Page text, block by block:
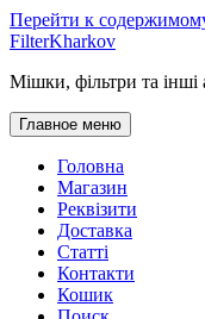
Перейти к
FilterKharkov
Мішки, фільтри та інші
Главное меню
Головна
Магазин
Реквізити
Доставка
Статті
Контакти
Кошик